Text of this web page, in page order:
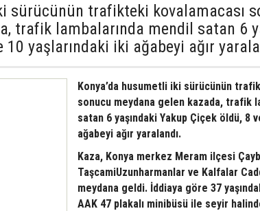
sürücünün trafikteki kovalamacası
trafik lambalarında mendil satan 6
10 yaşlarındaki iki ağabeyi ağır
Konya’da husumetli iki sürücünün
sonucu meydana gelen kazada, trafik
satan 6 yaşındaki Yakup Çiçek öldü, 8
ağabeyi ağır yaralandı.
Kaza, Konya merkez Meram ilçesi
TaşcamiUzunharmanlar ve Kalfalar
meydana geldi. İddiaya göre 37
AAK 47 plakalı minibüsü ile seyir